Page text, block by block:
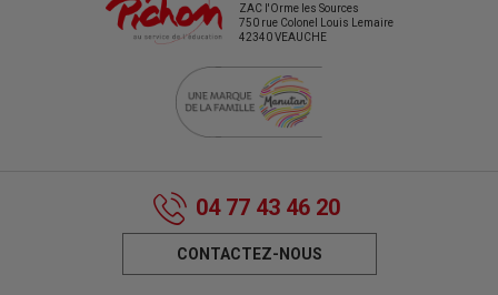
ZAC l'Orme les Sources
750 rue Colonel Louis Lemaire
42340 VEAUCHE
04 77 43 46 20
CONTACTEZ-NOUS